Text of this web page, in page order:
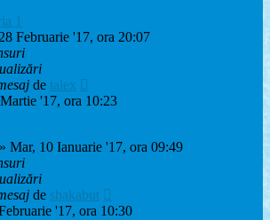
1
Februarie '17, ora 20:07
de talex
'17, ora 10:23
» Mar, 10 Ianuarie '17, ora 09:49
de shakabut
'17, ora 10:30